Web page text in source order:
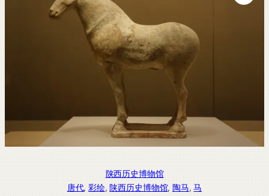
陕西历史博物馆
唐代, 彩绘, 陕西历史博物馆, 陶马, 马